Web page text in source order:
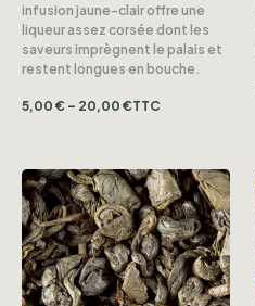
infusion jaune-clair offre une
liqueur assez corsée dont les
saveurs imprègnent le palais et
restent longues en bouche.
5,00 € – 20,00 €TTC